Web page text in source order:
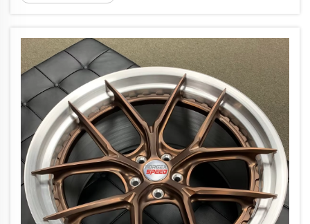
Musbat siljishda o'rnatish sirti g'ildirakning